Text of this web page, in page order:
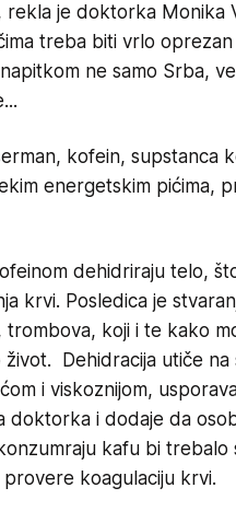
rekla je doktorka Monika
treba biti vrlo oprezan
ne samo Srba,
kofein, supstanca
energetskim pićima,
dehidriraju telo,
krvi. Posledica je
trombova, koji i te kako
život. Dehidracija utiče na
i viskoznijom,
doktorka i dodaje da
kafu bi trebalo
koagulaciju krvi.